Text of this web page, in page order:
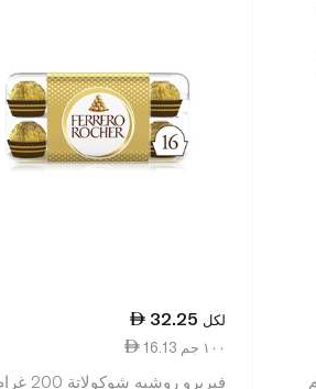
32.25 لكل
16.13 ١٠٠ جم
فيريرو روشيه شوكولاتة 200 غرام